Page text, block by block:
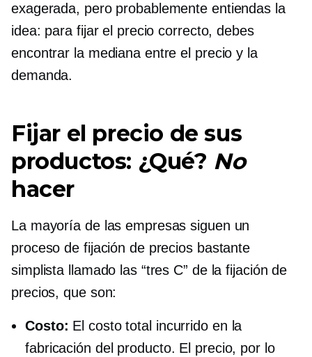
exagerada, pero probablemente entiendas la
idea: para fijar el precio correcto, debes
encontrar la mediana entre el precio y la
demanda.
Fijar el precio de sus
productos: ¿Qué? No
hacer
La mayoría de las empresas siguen un
proceso de fijación de precios bastante
simplista llamado las “tres C” de la fijación de
precios, que son:
Costo: El costo total incurrido en la
fabricación del producto. El precio, por lo